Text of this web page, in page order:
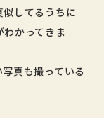
してるうちに
かってきま
真も撮っている